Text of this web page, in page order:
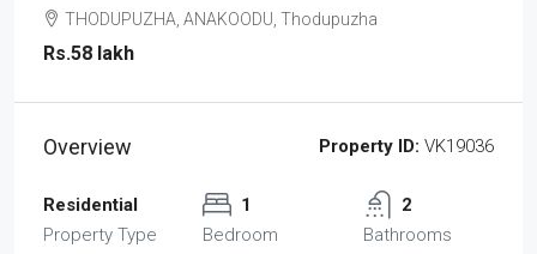
THODUPUZHA, ANAKOODU, Thodupuzha
Rs.58 lakh
Overview Property ID: VK19036
Residential
Property Type
1
Bedroom
2
Bathrooms